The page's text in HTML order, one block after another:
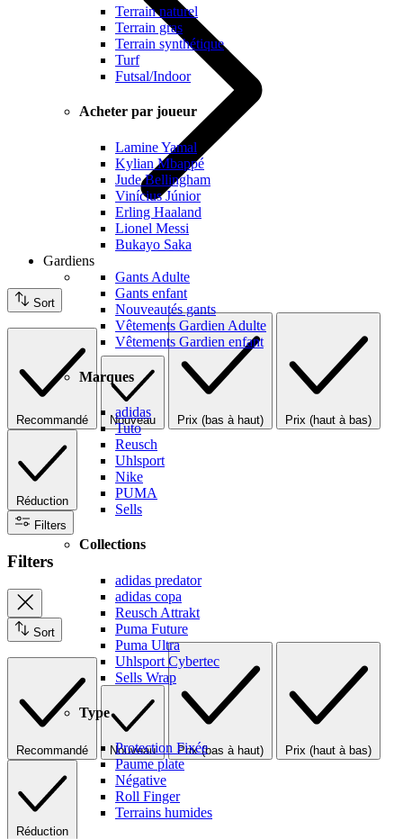
Terrain naturel
Terrain gras
Terrain synthétique
Turf
Futsal/Indoor
Acheter par joueur
Lamine Yamal
Kylian Mbappé
Jude Bellingham
Vinícius Júnior
Erling Haaland
Lionel Messi
Bukayo Saka
Gardiens
Gants Adulte
Gants enfant
Nouveautés gants
Vêtements Gardien Adulte
Vêtements Gardien enfant
Marques
adidas
Tuto
Reusch
Uhlsport
Nike
PUMA
Sells
Collections
adidas predator
adidas copa
Reusch Attrakt
Puma Future
Puma Ultra
Uhlsport Cybertec
Sells Wrap
Type
Protection Fixée
Paume plate
Négative
Roll Finger
Terrains humides
Sort
Recommandé Nouveau Prix (bas à haut) Prix (haut à bas)
Réduction
Filters
Filters
Sort
Recommandé Nouveau Prix (bas à haut) Prix (haut à bas)
Réduction